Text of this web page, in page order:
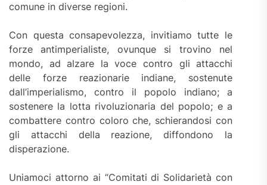
comune in diverse regioni.
Con questa consapevolezza, invitiamo tutte le
forze antimperialiste, ovunque si trovino nel
mondo, ad alzare la voce contro gli attacchi
delle forze reazionarie indiane, sostenute
dall’imperialismo, contro il popolo indiano; a
sostenere la lotta rivoluzionaria del popolo; e a
combattere contro coloro che, schierandosi con
gli attacchi della reazione, diffondono la
disperazione.
Uniamoci attorno ai “Comitati di Solidarietà con